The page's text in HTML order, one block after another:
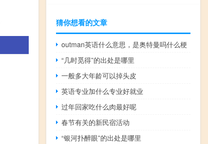
猜你想看的文章
outman英语什么意思，是奥特曼吗什么梗
“几时觅得”的出处是哪里
一般多大年龄可以掉头皮
英语专业加什么专业好就业
过年回家吃什么肉最好呢
春节有关的新民宿活动
“银河扑醉眼”的出处是哪里